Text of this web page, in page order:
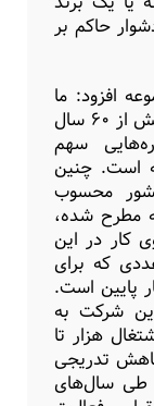
حاکم بر
افزود: ما
درباره کارخانه‌ای صحبت می‌کنیم که بیش از ۶۰ سال
سهم
است. چنین
محسوب
مطرح شده،
از ۱۰۰ نفر نیروی کار در این
که برای
پایین است.
شرکت به
هزار تا
کاهش تدریجی
طی سال‌های